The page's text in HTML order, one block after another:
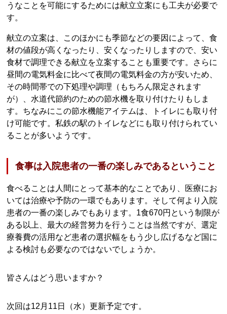
うなことを可能にするためには献立立案にも工夫が必要で
す。
献立の立案は、このほかにも季節などの要因によって、食
材の値段が高くなったり、安くなったりしますので、安い
食材で調理できる献立を立案することも重要です。さらに
昼間の電気料金に比べて夜間の電気料金の方が安いため、
その時間帯での下処理や調理（もちろん限定されます
が）、水道代節約のための節水機を取り付けたりもしま
す。ちなみにこの節水機能アイテムは、トイレにも取り付
け可能です。私鉄の駅のトイレなどにも取り付けられてい
ることが多いようです。
食事は入院患者の一番の楽しみであるということ
食べることは人間にとって基本的なことであり、医療にお
いては治療や予防の一環でもあります。そして何より入院
患者の一番の楽しみでもあります。1食670円という制限が
ある以上、最大の経営努力を行うことは当然ですが、選定
療養費の活用など患者の選択幅をもう少し広げるなど国に
よる検討も必要なのではないでしょうか。
皆さんはどう思いますか？
次回は12月11日（水）更新予定です。